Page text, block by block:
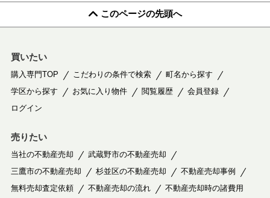
このページの先頭へ
買いたい
購入専門TOP こだわりの条件で検索
町名から探す
学区から探す
お気に入り物件 閲覧履歴
会員登録
ログイン
売りたい
当社の不動産売却
武蔵野市の不動産売却
三鷹市の不動産売却
杉並区の不動産売却
不動産売却事例
無料売却査定依頼
不動産売却の流れ 不動産売却時の諸費用